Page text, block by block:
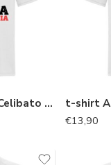
t-shirt Addio al Celibato per lo sposo “finita la pacchia”
€13,90